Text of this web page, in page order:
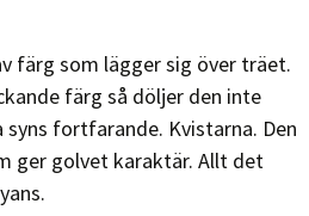
färg som lägger sig över träet.
färg så döljer den inte
fortfarande. Kvistarna. Den
ger golvet karaktär. Allt det